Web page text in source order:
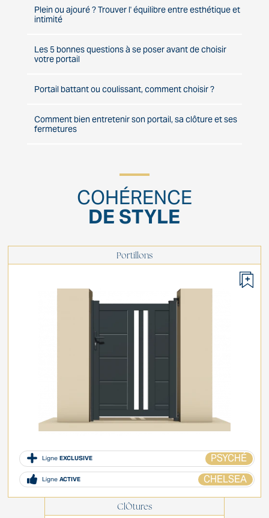
Plein ou ajouré ? Trouver l' équilibre entre esthétique et
intimité
Les 5 bonnes questions à se poser avant de choisir
votre portail
Portail battant ou coulissant, comment choisir ?
Comment bien entretenir son portail, sa clôture et ses
fermetures
COHÉRENCE
DE STYLE
Portillons
Ligne EXCLUSIVE PSYCHÉ
Ligne ACTIVE CHELSEA
ClÔtures